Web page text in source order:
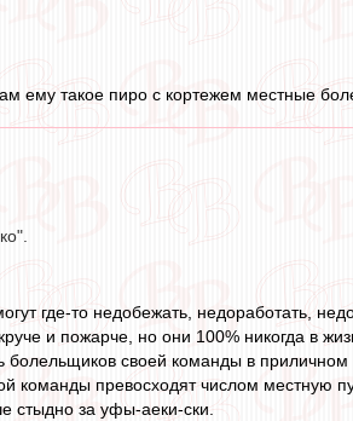
ему такое пиро с кортежем местные
где-то недобежать, недоработать,
и пожарче, но они 100% никогда в
болельщиков своей команды в
команды превосходят числом местную
стыдно за уфы-аеки-ски.